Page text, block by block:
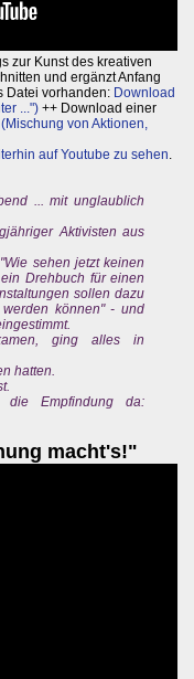
zur Kunst des kreativen
und ergänzt Anfang
Datei vorhanden: Download
...") ++ Download einer
von Aktionen,
auf Youtube zu sehen.
... mit unglaublich
Aktivisten aus
sehen jetzt keinen
Drehbuch für einen
sollen dazu
können" - und
ging alles in
hatten.
Empfindung da:
macht's!"